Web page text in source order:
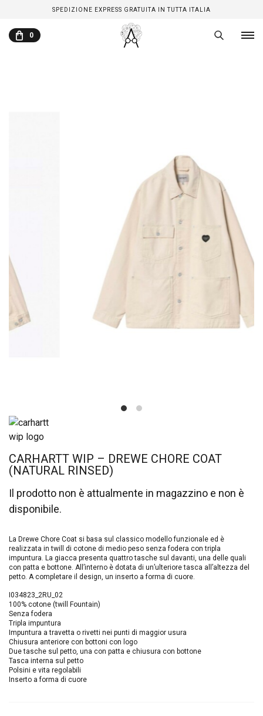
SPEDIZIONE EXPRESS GRATUITA IN TUTTA ITALIA
0
CARHARTT WIP – DREWE CHORE COAT
(NATURAL RINSED)
Il prodotto non è attualmente in magazzino e non è
disponibile.
La Drewe Chore Coat si basa sul classico modello funzionale ed è
realizzata in twill di cotone di medio peso senza fodera con tripla
impuntura. La giacca presenta quattro tasche sul davanti, una delle quali
con patta e bottone. All’interno è dotata di un’ulteriore tasca all’altezza del
petto. A completare il design, un inserto a forma di cuore.
I034823_2RU_02
100% cotone (twill Fountain)
Senza fodera
Tripla impuntura
Impuntura a travetta o rivetti nei punti di maggior usura
Chiusura anteriore con bottoni con logo
Due tasche sul petto, una con patta e chiusura con bottone
Tasca interna sul petto
Polsini e vita regolabili
Inserto a forma di cuore